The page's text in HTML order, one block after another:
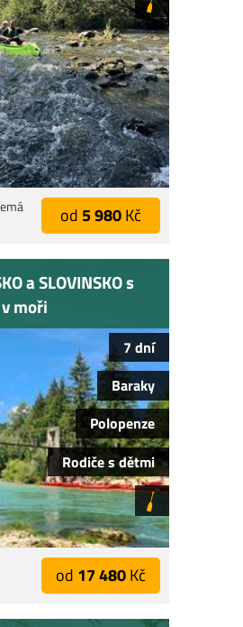
od 5 980Kč
a SLOVINSKO s
moři
7 dní
Baraky
Polopenze
Rodiče s dětmi
od 17 480Kč